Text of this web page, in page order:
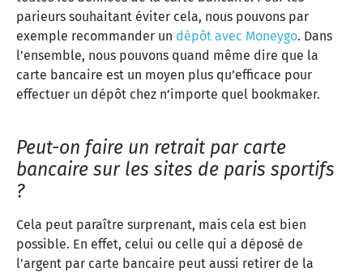
parieurs souhaitant éviter cela, nous pouvons par
exemple recommander un dépôt avec Moneygo. Dans
l’ensemble, nous pouvons quand même dire que la
carte bancaire est un moyen plus qu’efficace pour
effectuer un dépôt chez n’importe quel bookmaker.
Peut-on faire un retrait par carte
bancaire sur les sites de paris sportifs
?
Cela peut paraître surprenant, mais cela est bien
possible. En effet, celui ou celle qui a déposé de
l’argent par carte bancaire peut aussi retirer de la